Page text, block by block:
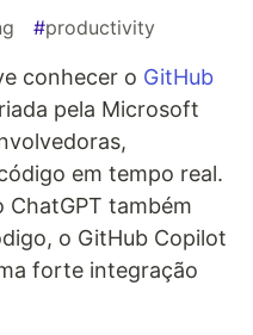
#productivity
conhecer o GitHub
pela Microsoft
em tempo real.
também
o GitHub Copilot
forte integração